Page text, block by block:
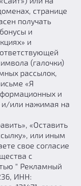
странице
получать
и
и
(галочки)
рассылок,
«Я
и
и/или нажимая на
«Оставить
или иным
свое согласие
с
" Рекламный
ИНН: